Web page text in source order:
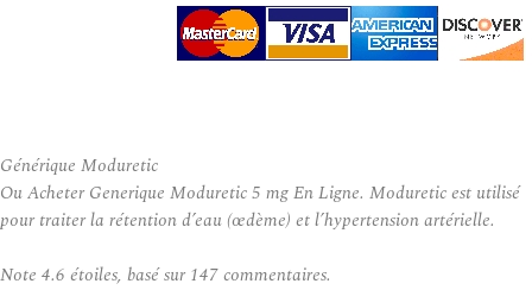
Générique Moduretic
Ou Acheter Generique Moduretic 5 mg En Ligne. Moduretic est utilisé
pour traiter la rétention d’eau (œdème) et l’hypertension artérielle.
Note 4.6 étoiles, basé sur 147commentaires.